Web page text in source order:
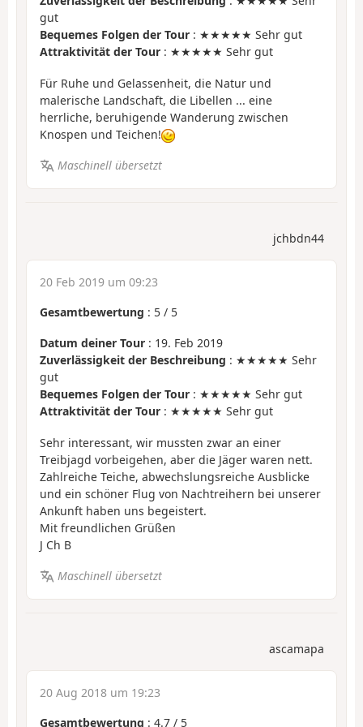
gut
Bequemes Folgen der Tour : ★★★★★ Sehr gut
Attraktivität der Tour : ★★★★★ Sehr gut
Für Ruhe und Gelassenheit, die Natur und
malerische Landschaft, die Libellen ... eine
herrliche, beruhigende Wanderung zwischen
Knospen und Teichen!
Maschinell übersetzt
jchbdn44
20 Feb 2019 um 09:23
Gesamtbewertung : 5 / 5
Datum deiner Tour : 19. Feb 2019
Zuverlässigkeit der Beschreibung : ★★★★★ Sehr
gut
Bequemes Folgen der Tour : ★★★★★ Sehr gut
Attraktivität der Tour : ★★★★★ Sehr gut
Sehr interessant, wir mussten zwar an einer
Treibjagd vorbeigehen, aber die Jäger waren nett.
Zahlreiche Teiche, abwechslungsreiche Ausblicke
und ein schöner Flug von Nachtreihern bei unserer
Ankunft haben uns begeistert.
Mit freundlichen Grüßen
J Ch B
Maschinell übersetzt
ascamapa
20 Aug 2018 um 19:23
Gesamtbewertung : 4.7 / 5